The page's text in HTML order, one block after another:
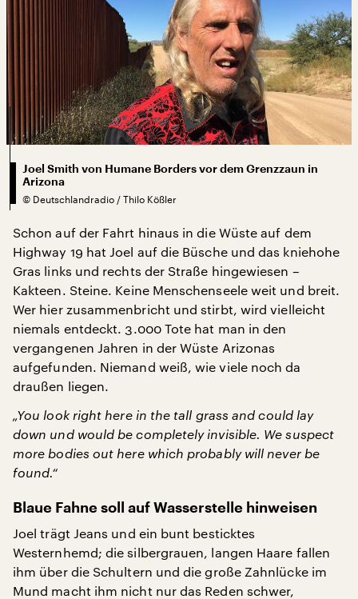
Joel Smith von Humane Borders vor dem Grenzzaun in
Arizona
© Deutschlandradio / Thilo Kößler
Schon auf der Fahrt hinaus in die Wüste auf dem
Highway 19 hat Joel auf die Büsche und das kniehohe
Gras links und rechts der Straße hingewiesen –
Kakteen. Steine. Keine Menschenseele weit und breit.
Wer hier zusammenbricht und stirbt, wird vielleicht
niemals entdeckt. 3.000 Tote hat man in den
vergangenen Jahren in der Wüste Arizonas
aufgefunden. Niemand weiß, wie viele noch da
draußen liegen.
„You look right here in the tall grass and could lay
down und would be completely invisible. We suspect
more bodies out here which probably will never be
found.“
Blaue Fahne soll auf Wasserstelle hinweisen
Joel trägt Jeans und ein bunt besticktes
Westernhemd; die silbergrauen, langen Haare fallen
ihm über die Schultern und die große Zahnlücke im
Mund macht ihm nicht nur das Reden schwer,